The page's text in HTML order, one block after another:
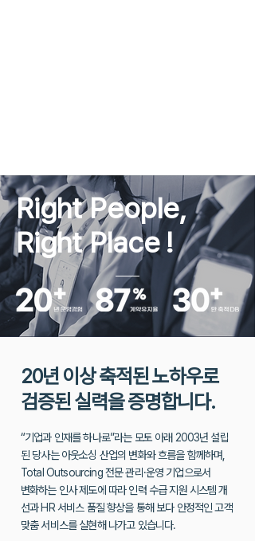
Right People,
Right Place !
20년 이상 축적된 노하우로
검증된 실력을 증명합니다.
“기업과 인재를 하나로”라는 모토 아래 2003년 설립
된 당사는 아웃소싱 산업의 변화와 흐름을 함께하며,
Total Outsourcing 전문 관리·운영 기업으로서
변화하는 인사 제도에 따라 인력 수급 지원 시스템 개
선과 HR 서비스 품질 향상을 통해 보다 안정적인 고객
맞춤 서비스를 실현해 나가고 있습니다.